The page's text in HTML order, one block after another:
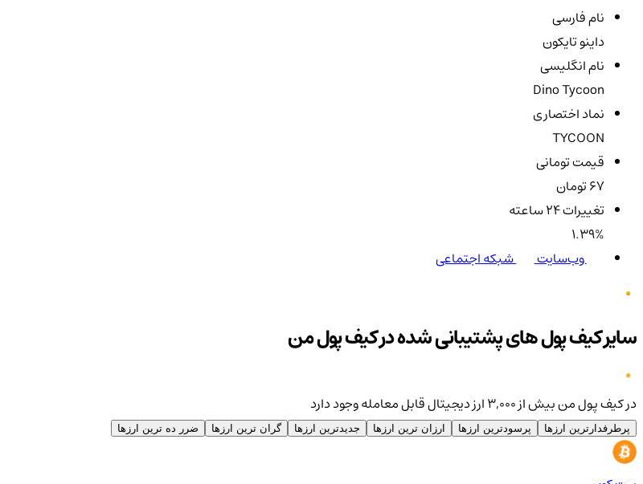
نام فارسی
داینو تایکون
نام انگلیسی
Dino Tycoon
نماد اختصاری
TYCOON
قیمت تومانی
67 تومان
تغییرات ۲۴ ساعته
1.39%
وب‌سایت
شبکه اجتماعی
سایر کیف پول های پشتیبانی شده در کیف پول من
در کیف پول من بیش از ۳,۰۰۰ ارز دیجیتال قابل معامله وجود دارد
پرطرفدارترین ارزها پرسودترین ارزها ارزان ترین ارزها جدیدترین ارزها گران ترین ارزها ضرر ده ترین ارزها